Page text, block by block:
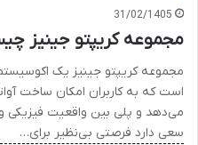
31/02/1405
مجموعه کریپتو جینیز
است که به کاربران امکان ساخت
می‌دهد و پلی بین واقعیت فیزیکی
سعی دارد فرصتی بی‌نظیر برای…